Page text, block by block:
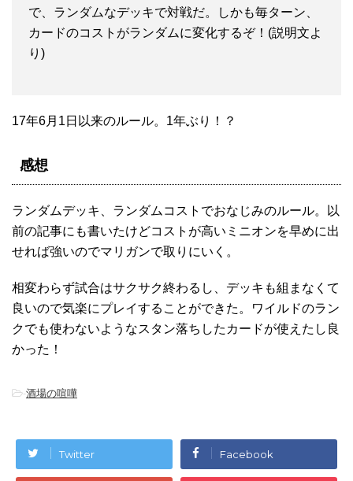
で、ランダムなデッキで対戦だ。しかも毎ターン、
カードのコストがランダムに変化するぞ！(説明文よ
り)
17年6月1日以来のルール。1年ぶり！？
感想
ランダムデッキ、ランダムコストでおなじみのルール。以
前の記事にも書いたけどコストが高いミニオンを早めに出
せれば強いのでマリガンで取りにいく。
相変わらず試合はサクサク終わるし、デッキも組まなくて
良いので気楽にプレイすることができた。ワイルドのラン
クでも使わないようなスタン落ちしたカードが使えたし良
かった！
-酒場の喧嘩
Twitter Facebook